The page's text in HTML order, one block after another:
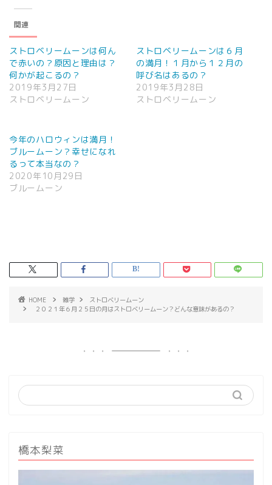
関連
ストロベリームーンは何ん
で赤いの？原因と理由は？
何かが起こるの？
2019年3月27日
ストロベリームーン
ストロベリームーンは６月
の満月！１月から１２月の
呼び名はあるの？
2019年3月28日
ストロベリームーン
今年のハロウィンは満月！
ブルームーン？幸せになれ
るって本当なの？
2020年10月29日
ブルームーン
HOME 雑学
ストロベリームーン
２０２１年６月２５日の月はストロベリームーン？どんな意味があるの？
橋本梨菜